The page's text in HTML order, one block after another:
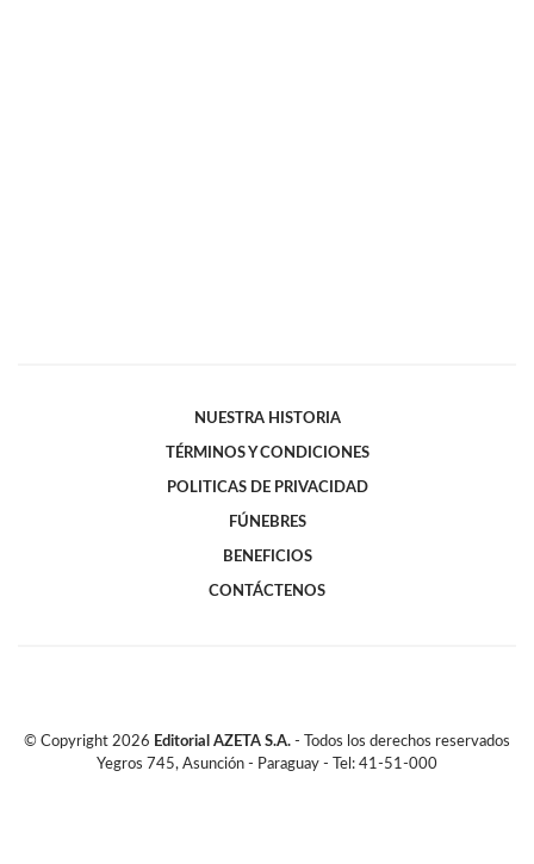
NUESTRA HISTORIA
TÉRMINOS Y CONDICIONES
POLITICAS DE PRIVACIDAD
FÚNEBRES
BENEFICIOS
CONTÁCTENOS
© Copyright 2026 Editorial AZETA S.A. - Todos los derechos reservados
Yegros 745, Asunción - Paraguay - Tel: 41-51-000